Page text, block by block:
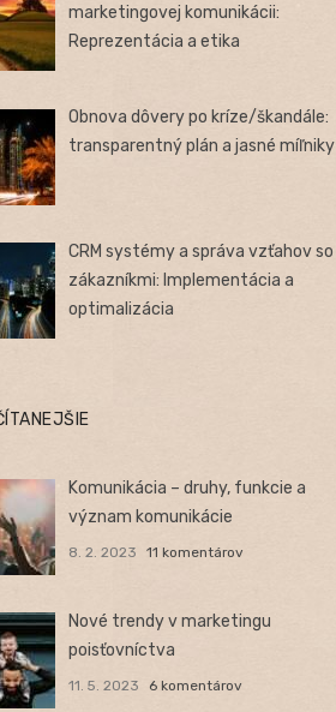
marketingovej komunikácii:
Reprezentácia a etika
Obnova dôvery po kríze/škandále:
transparentný plán a jasné míľniky
CRM systémy a správa vzťahov so
zákazníkmi: Implementácia a
optimalizácia
Komunikácia – druhy, funkcie a
význam komunikácie
8. 2. 2023 11 komentárov
Nové trendy v marketingu
poisťovníctva
11. 5. 2023 6 komentárov